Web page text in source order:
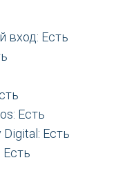
вход: Есть
Есть
Есть
Есть